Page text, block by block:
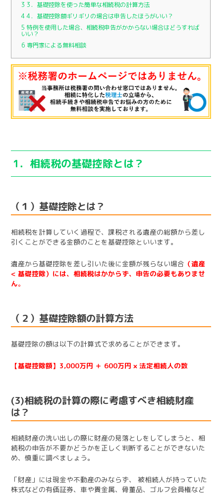
3 3．基礎控除を使った簡単な相続税の計算方法
44．基礎控除額ギリギリの場合は申告したほうがいい？
5 特例を使用した場合、相続税申告がかからない場合はどうすれば
いい？
6 専門家による無料相談
1．相続税の基礎控除とは？
（１）基礎控除とは？
相続税を計算していく過程で、課税される遺産の総額から差し
引くことができる金額のことを基礎控除といいます。
遺産から基礎控除を差し引いた後に金額が残らない場合 （遺産
< 基礎控除）には、相続税はかからず、申告の必要もありませ
ん。
（２）基礎控除額の計算方法
基礎控除の額は以下の計算式で求めることができます。
【基礎控除額】3,000万円 ＋ 600万円 × 法定相続人の数
(3)相続税の計算の際に考慮すべき相続財産
は？
相続財産の洗い出しの際に財産の見落としをしてしまうと、相
続税の申告が不要かどうかを正しく判断することができないた
め、慎重に調べましょう。
「財産」には現金や不動産のみならず、 被相続人が持っていた
株式などの有価証券、車や貴金属、骨董品、ゴルフ会員権など